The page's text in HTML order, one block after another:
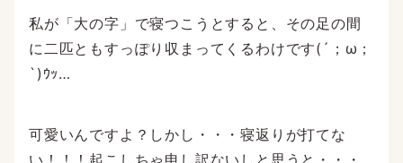
私が「大の字」で寝つこうとすると、その足の間
に二匹ともすっぽり収まってくるわけです(´；ω；
`)ｳｯ…
可愛いんですよ？しかし・・・寝返りが打てな